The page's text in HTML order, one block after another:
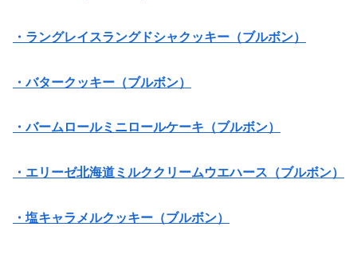
・ラングレイスラングドシャクッキー（ブルボン）
・バタークッキー（ブルボン）
・バームロールミニロールケーキ（ブルボン）
・エリーゼ北海道ミルククリームウエハース（ブルボン）
・塩キャラメルクッキー（ブルボン）